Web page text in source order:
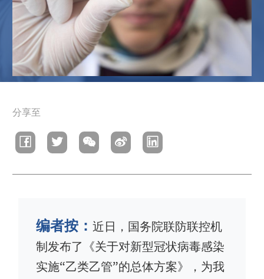
包
屑
分享至
编者按：近日，国务院联防联控机
制发布了《关于对新型冠状病毒感染
实施“乙类乙管”的总体方案》，为我